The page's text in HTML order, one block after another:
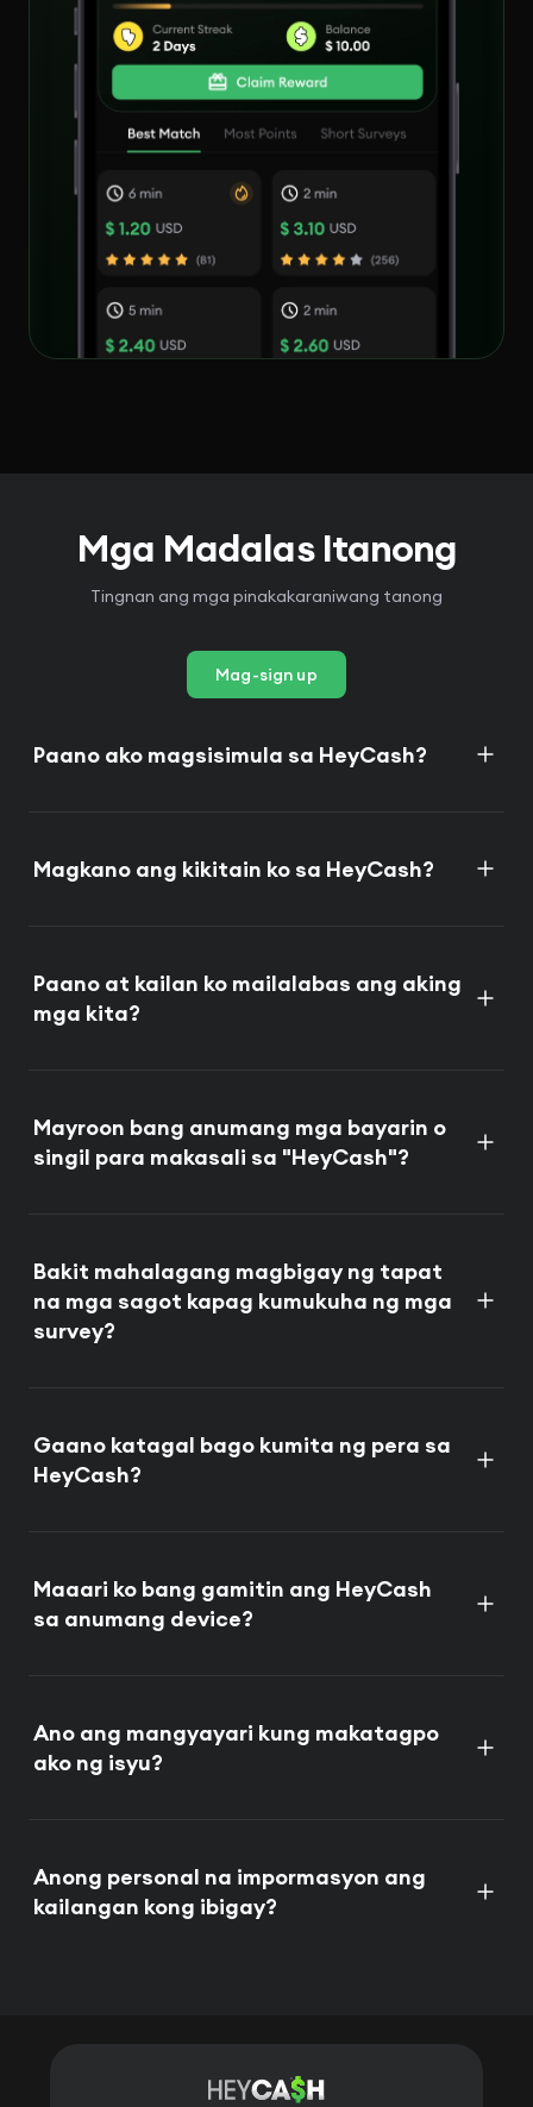
Mga Madalas Itanong
Tingnan ang mga pinakakaraniwang tanong
Mag-sign up
Paano ako magsisimula sa HeyCash?
Magkano ang kikitain ko sa HeyCash?
Paano at kailan ko mailalabas ang aking
mga kita?
Mayroon bang anumang mga bayarin o
singil para makasali sa "HeyCash"?
Bakit mahalagang magbigay ng tapat
na mga sagot kapag kumukuha ng mga
survey?
Gaano katagal bago kumita ng pera sa
HeyCash?
Maaari ko bang gamitin ang HeyCash
sa anumang device?
Ano ang mangyayari kung makatagpo
ako ng isyu?
Anong personal na impormasyon ang
kailangan kong ibigay?